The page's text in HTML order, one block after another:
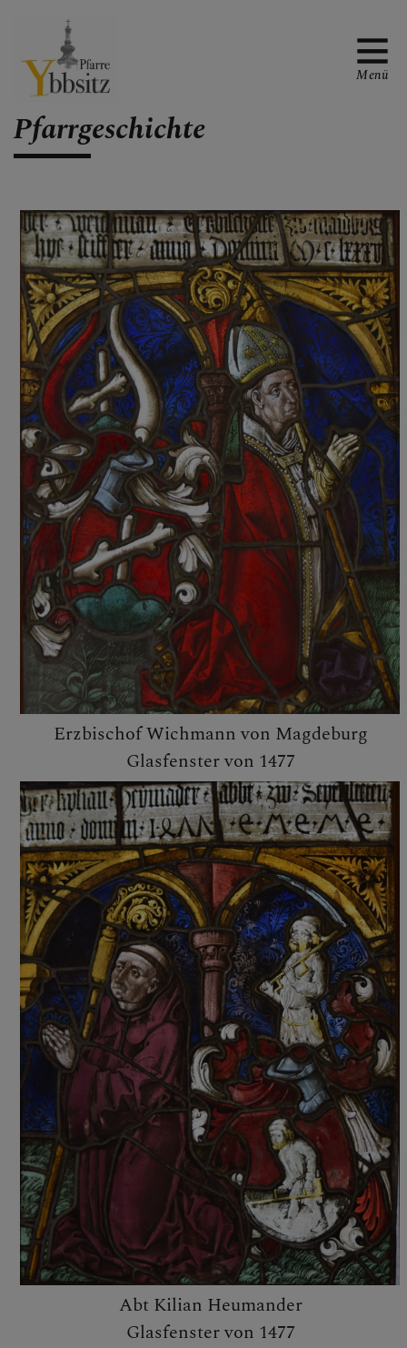
GOTTESDIENSTORDNUN
G
PFARRE
Personen
Gruppen
Geschichte
Pfarrgeschichte
Pfarrkirche Ybbsitz
Wallfahrtskirche Maria
Seesal
Soziales
FRIEDHOF
PFARRBLATT
TERMINE
Menü
Pfarrgeschichte
Erzbischof Wichmann von Magdeburg
Glasfenster von 1477
Abt Kilian Heumander
Glasfenster von 1477